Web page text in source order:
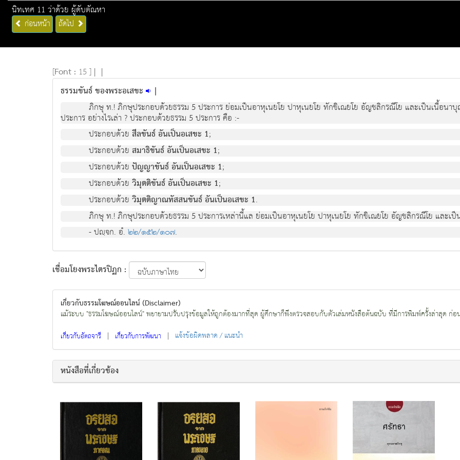
นิทเทศ 11 ว่าด้วย ผู้ดับตัณหา
ก่อนหน้า ถัดไป
[Font : 15 ] | |
ธรรมขันธ์ ของพระอเสขะ |
ภิกษุ ท.! ภิกษุประกอบด้วยธรรม 5 ประการ ย่อมเป็นอาหุเนยโย ปาหุเนยโย ทักขิเณยโย อัญชลิกรณีโย และเป็นเนื้อนา
ประการ อย่างไรเล่า ? ประกอบด้วยธรรม 5 ประการ คือ :-
ประกอบด้วยสีลขันธ์ อันเป็นอเสขะ 1;
ประกอบด้วยสมาธิขันธ์ อันเป็นอเสขะ 1;
ประกอบด้วยปัญญาขันธ์ อันเป็นอเสขะ 1;
ประกอบด้วยวิมุตติขันธ์ อันเป็นอเสขะ 1;
ประกอบด้วยวิมุตติญาณทัสสนขันธ์ อันเป็นอเสขะ 1.
ภิกษุ ท.! ภิกษุประกอบด้วยธรรม 5 ประการเหล่านี้แล ย่อมเป็นอาหุเนยโย ปาหุเนยโย ทักขิเณยโย อัญชลิกรณีโย และเ
- ปญฺจก. อํ.๒๒/๑๕๒/๑๐๗.
เชื่อมโยงพระไตรปิฏก :
เกี่ยวกับธรรมโฆษณ์ออนไลน์ (Disclaimer)
แม้ระบบ "ธรรมโฆษณ์ออนไลน์" พยายามปรับปรุงข้อมูลให้ถูกต้องมากที่สุด ผู้ศึกษาก็พึงตรวจสอบกับตัวเล่มหนังสือต้นฉบับ ที่มีการพิมพ์ครั้งล่าสุด ก่อน
เกี่ยวกับอัตถจารี | เกี่ยวกับการพัฒนา | แจ้งข้อผิดพลาด / แนะนำ
หนังสือที่เกี่ยวข้อง